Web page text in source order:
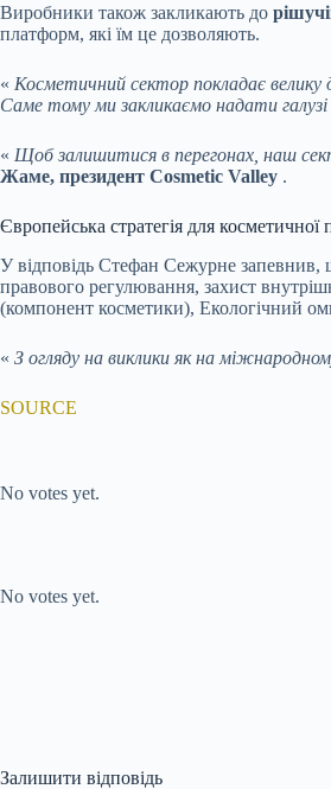
Виробники також закликають до
платформ, які їм це дозволяють.
« Косметичний сектор покладає велику
Саме тому ми закликаємо надати галузі
« Щоб залишитися в перегонах, наш
Жаме, президент Cosmetic Valley .
Європейська стратегія для косметичної
У відповідь Стефан Сежурне запевнив,
правового регулювання, захист
(компонент косметики), Екологічний
« З огляду на виклики як на
SOURCE
No votes yet.
No votes yet.
Залишити відповідь